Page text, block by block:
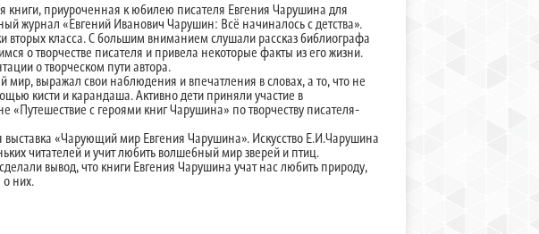
книги, приуроченная к юбилею писателя Евгения Чарушина для
журнал «Евгений Иванович Чарушин: Всё начиналось с детства».
вторых класса. С большим вниманием слушали рассказ библиографа
о творчестве писателя и привела некоторые факты из его жизни.
о творческом пути автора.
выражал свои наблюдения и впечатления в словах, а то, что не
кисти и карандаша. Активно дети приняли участие в
«Путешествие с героями книг Чарушина» по творчеству писателя-
«Чарующий мир Евгения Чарушина». Искусство Е.И.Чарушина
читателей и учит любить волшебный мир зверей и птиц.
вывод, что книги Евгения Чарушина учат нас любить природу,
о них.